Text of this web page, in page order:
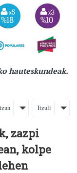
hauteskundeak.
Itzuli
zazpi
kolpe